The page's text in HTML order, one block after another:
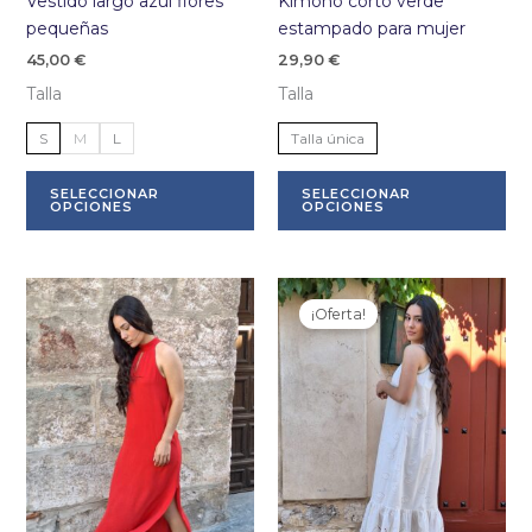
pequeñas
45,00 €
Talla
S M L
SELECCIONAR
OPCIONES
Este
producto
tiene
variantes.
Las
opciones
se
pueden
elegir
en
la
página
estampado para mujer
29,90 €
Talla
Talla única
SELECCIONAR
OPCIONES
se
¡Oferta!